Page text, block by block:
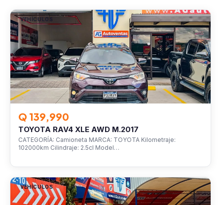
VEHÍCULOS
Q 139,990
TOYOTA RAV4 XLE AWD M.2017
CATEGORÍA: Camioneta MARCA: TOYOTA Kilometraje:
102000km Cilindraje: 2.5cl Model…
VEHÍCULOS